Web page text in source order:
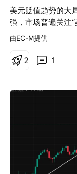
美元贬值趋势的大
强，市场普遍关注
段，AUDUSD于
M5v6上升信号出
点”。 为什么这里
撑并向上确认，
等集体走强，美
AUDUSD的信号
非美调整概率提
统会特别关注这
主要货币的共振
由EC-M提供
1
2